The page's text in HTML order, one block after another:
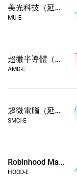
美光科技（延時）
MU-E
超微半導體（延時）
AMD-E
超微電腦（延時）
SMCI-E
Robinhood Markets Inc（延時）
HOOD-E